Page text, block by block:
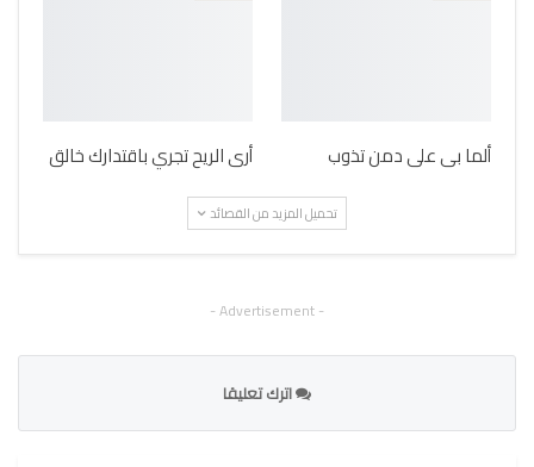
ألما بى على دمن تذوب أرى الريح تجري باقتدارك خالق
تحميل المزيد من القصائد
- Advertisement -
اترك تعليقا